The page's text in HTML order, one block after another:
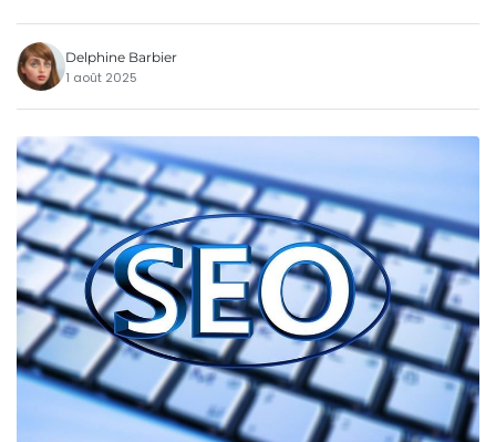
Delphine Barbier
1 août 2025